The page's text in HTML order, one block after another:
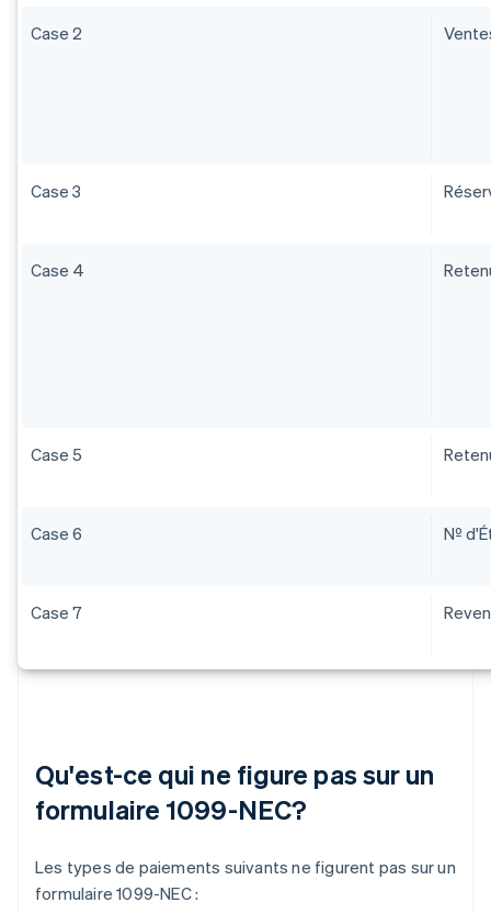
Case 2
Case 3
Case 4
Case 5
Case 6 Nº
Case 7
Qu'est-ce qui ne figure pas sur un
formulaire 1099-NEC?
Les types de paiements suivants ne figurent pas sur un
formulaire 1099-NEC :